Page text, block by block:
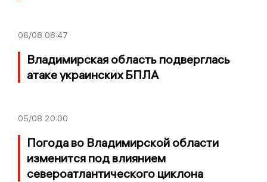
06/08 08:47
Владимирская область подверглась
атаке украинских БПЛА
05/08 20:00
Погода во Владимирской области
изменится под влиянием
североатлантического циклона